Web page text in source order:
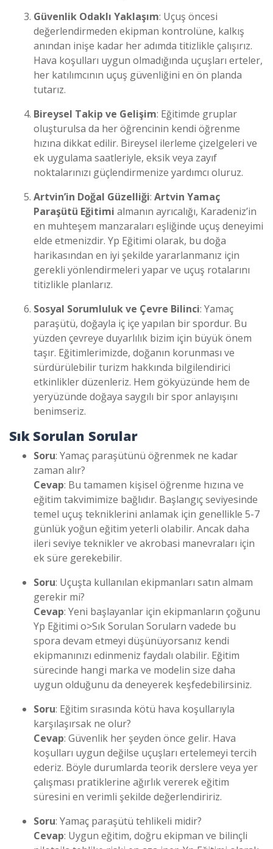
Güvenlik Odaklı Yaklaşım: Uçuş öncesi
değerlendirmeden ekipman kontrolüne, kalkış
anından inişe kadar her adımda titizlikle çalışırız.
Hava koşulları uygun olmadığında uçuşları erteler,
her katılımcının uçuş güvenliğini en ön planda
tutarız.
Bireysel Takip ve Gelişim: Eğitimde gruplar
oluşturulsa da her öğrencinin kendi öğrenme
hızına dikkat edilir. Bireysel ilerleme çizelgeleri ve
ek uygulama saatleriyle, eksik veya zayıf
noktalarınızı güçlendirmenize yardımcı oluruz.
Artvin’in Doğal Güzelliği: Artvin Yamaç
Paraşütü Eğitimi almanın ayrıcalığı, Karadeniz’in
en muhteşem manzaraları eşliğinde uçuş deneyimi
elde etmenizdir. Yp Eğitimi olarak, bu doğa
harikasından en iyi şekilde yararlanmanız için
gerekli yönlendirmeleri yapar ve uçuş rotalarını
titizlikle planlarız.
Sosyal Sorumluluk ve Çevre Bilinci: Yamaç
paraşütü, doğayla iç içe yapılan bir spordur. Bu
yüzden çevreye duyarlılık bizim için büyük önem
taşır. Eğitimlerimizde, doğanın korunması ve
sürdürülebilir turizm hakkında bilgilendirici
etkinlikler düzenleriz. Hem gökyüzünde hem de
yeryüzünde doğaya saygılı bir spor anlayışını
benimseriz.
Sık Sorulan Sorular
Soru: Yamaç paraşütünü öğrenmek ne kadar
zaman alır?
Cevap: Bu tamamen kişisel öğrenme hızına ve
eğitim takvimimize bağlıdır. Başlangıç seviyesinde
temel uçuş tekniklerini anlamak için genellikle 5-7
günlük yoğun eğitim yeterli olabilir. Ancak daha
ileri seviye teknikler ve akrobasi manevraları için
ek süre gerekebilir.
Soru: Uçuşta kullanılan ekipmanları satın almam
gerekir mi?
Cevap: Yeni başlayanlar için ekipmanların çoğunu
Yp Eğitimi o>Sık Sorulan Sorularn vadede bu
spora devam etmeyi düşünüyorsanız kendi
ekipmanınızı edinmeniz faydalı olabilir. Eğitim
sürecinde hangi marka ve modelin size daha
uygun olduğunu da deneyerek keşfedebilirsiniz.
Soru: Eğitim sırasında kötü hava koşullarıyla
karşılaşırsak ne olur?
Cevap: Güvenlik her şeyden önce gelir. Hava
koşulları uygun değilse uçuşları ertelemeyi tercih
ederiz. Böyle durumlarda teorik derslere veya yer
çalışması pratiklerine ağırlık vererek eğitim
süresini en verimli şekilde değerlendiririz.
Soru: Yamaç paraşütü tehlikeli midir?
Cevap: Uygun eğitim, doğru ekipman ve bilinçli